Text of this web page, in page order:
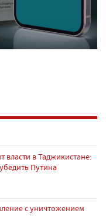
власти в Таджикистане:
Путина
с уничтожением